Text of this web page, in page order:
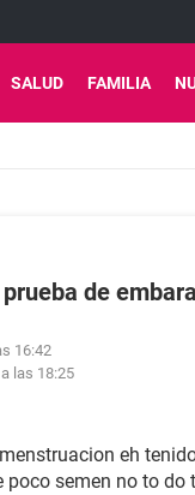
SALUD FAMILIA
de
16:42
las 18:25
eh
semen no to